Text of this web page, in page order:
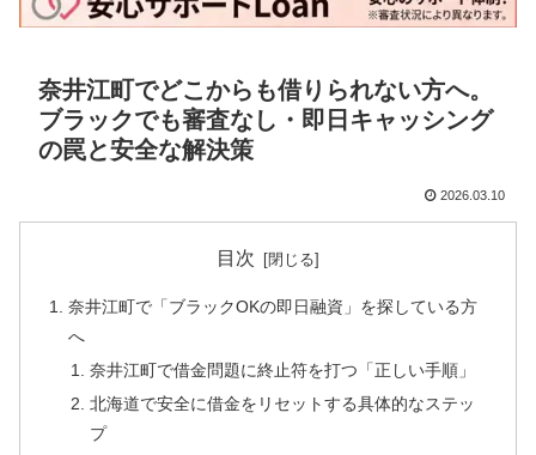
奈井江町でどこからも借りられない方へ。
ブラックでも審査なし・即日キャッシング
の罠と安全な解決策
2026.03.10
目次
奈井江町で「ブラックOKの即日融資」を探している方
へ
奈井江町で借金問題に終止符を打つ「正しい手順」
北海道で安全に借金をリセットする具体的なステッ
プ